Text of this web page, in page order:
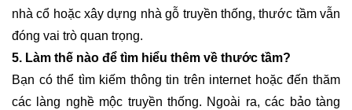
nhà cổ hoặc xây dựng nhà gỗ truyền thống, thước tầm vẫn
đóng vai trò quan trọng.
5. Làm thế nào để tìm hiểu thêm về thước tầm?
Bạn có thể tìm kiếm thông tin trên internet hoặc đến thăm
các làng nghề mộc truyền thống. Ngoài ra, các bảo tàng